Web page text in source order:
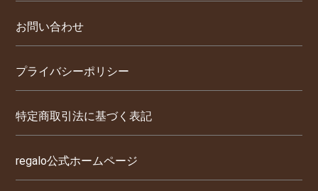
お問い合わせ
プライバシーポリシー
特定商取引法に基づく表記
regalo公式ホームページ